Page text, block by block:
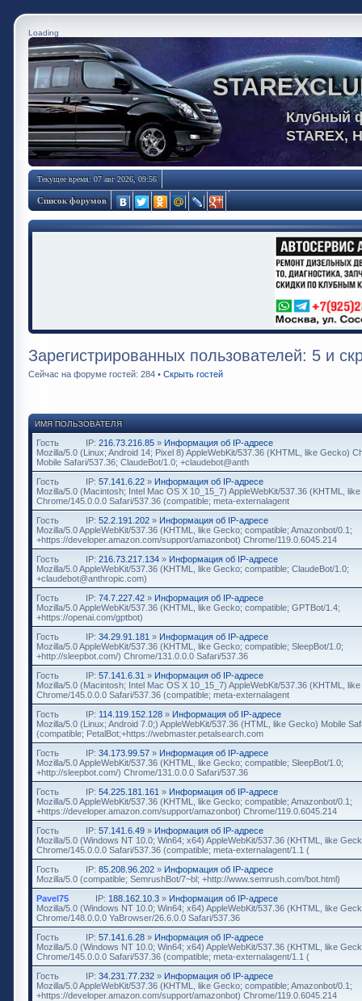
Loading
Клубный
STAREX,
Текущее время: 07 авг 2026, 09:56
Список форумов
Зарегистрированных пользователей: 5 и
Сейчас на форуме гостей: 284 • Скрыть гостей
ИМЯ ПОЛЬЗОВАТЕЛЯ
Гость IP: 216.73.216.85 » Информация об IP-адресе
Mozilla/5.0 (Linux; Android 14; Pixel 8) AppleWebKit/537.36 (KHTML, like Gecko)
Mobile Safari/537.36; ClaudeBot/1.0; +claudebot@anth
Гость
IP: 57.141.6.22 » Информация об IP-адресе
Mozilla/5.0 (Macintosh; Intel Mac OS X 10_15_7) AppleWebKit/537.36 (KHTML,
Chrome/145.0.0.0 Safari/537.36 (compatible; meta-externalagent
Гость
IP: 52.2.191.202 » Информация об IP-адресе
Mozilla/5.0 AppleWebKit/537.36 (KHTML, like Gecko; compatible; Amazonbot/0.1;
+https://developer.amazon.com/support/amazonbot) Chrome/119.0.6045.214
Гость
IP: 216.73.217.134 » Информация об IP-адресе
Mozilla/5.0 AppleWebKit/537.36 (KHTML, like Gecko; compatible; ClaudeBot/1.0;
+claudebot@anthropic.com)
Гость
IP: 74.7.227.42 » Информация об IP-адресе
Mozilla/5.0 AppleWebKit/537.36 (KHTML, like Gecko; compatible; GPTBot/1.4;
+https://openai.com/gptbot)
Гость
IP: 34.29.91.181 » Информация об IP-адресе
Mozilla/5.0 AppleWebKit/537.36 (KHTML, like Gecko; compatible; SleepBot/1.0;
+http://sleepbot.com/) Chrome/131.0.0.0 Safari/537.36
Гость
IP: 57.141.6.31 » Информация об IP-адресе
Mozilla/5.0 (Macintosh; Intel Mac OS X 10_15_7) AppleWebKit/537.36 (KHTML,
Chrome/145.0.0.0 Safari/537.36 (compatible; meta-externalagent
Гость
IP: 114.119.152.128 » Информация об IP-адресе
Mozilla/5.0 (Linux; Android 7.0;) AppleWebKit/537.36 (HTML, like Gecko) Mobile
(compatible; PetalBot;+https://webmaster.petalsearch.com
Гость
IP: 34.173.99.57 » Информация об IP-адресе
Mozilla/5.0 AppleWebKit/537.36 (KHTML, like Gecko; compatible; SleepBot/1.0;
+http://sleepbot.com/) Chrome/131.0.0.0 Safari/537.36
Гость
IP: 54.225.181.161 » Информация об IP-адресе
Mozilla/5.0 AppleWebKit/537.36 (KHTML, like Gecko; compatible; Amazonbot/0.1;
+https://developer.amazon.com/support/amazonbot) Chrome/119.0.6045.214
Гость
IP: 57.141.6.49 » Информация об IP-адресе
Mozilla/5.0 (Windows NT 10.0; Win64; x64) AppleWebKit/537.36 (KHTML, like
Chrome/145.0.0.0 Safari/537.36 (compatible; meta-externalagent/1.1 (
Гость
IP: 85.208.96.202 » Информация об IP-адресе
Mozilla/5.0 (compatible; SemrushBot/7~bl; +http://www.semrush.com/bot.html)
Pavel75
IP: 188.162.10.3 » Информация об IP-адресе
Mozilla/5.0 (Windows NT 10.0; Win64; x64) AppleWebKit/537.36 (KHTML, like
Chrome/148.0.0.0 YaBrowser/26.6.0.0 Safari/537.36
Гость
IP: 57.141.6.28 » Информация об IP-адресе
Mozilla/5.0 (Windows NT 10.0; Win64; x64) AppleWebKit/537.36 (KHTML, like
Chrome/145.0.0.0 Safari/537.36 (compatible; meta-externalagent/1.1 (
Гость
IP: 34.231.77.232 » Информация об IP-адресе
Mozilla/5.0 AppleWebKit/537.36 (KHTML, like Gecko; compatible; Amazonbot/0.1;
+https://developer.amazon.com/support/amazonbot) Chrome/119.0.6045.214